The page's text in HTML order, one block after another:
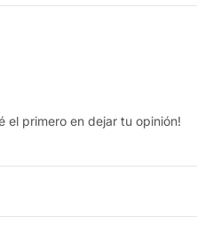
el primero en dejar tu opinión!